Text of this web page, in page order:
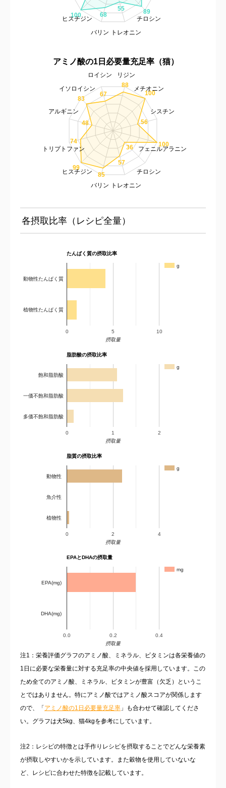
89
55
68
100
チロシン
トレオニン
バリン
ヒスチジン
アミノ酸の1日必要量充足率（猫）
48
83
67
88
100
56
100
36
57
85
99
74
アルギニン
イソロイシン
ロイシン
リジン
メチオニン
シスチン
フェニルアラニン
チロシン
トレオニン
バリン
ヒスチジン
トリプトファン
各摂取比率（レシピ全量）
たんぱく質の摂取比率
g
0 5 10
動物性たんぱく質
植物性たんぱく質
摂取量
脂肪酸の摂取比率
g
0 1 2
飽和脂肪酸
一価不飽和脂肪酸
多価不飽和脂肪酸
摂取量
脂質の摂取比率
g
0 2 4
動物性
魚介性
植物性
摂取量
EPAとDHAの摂取量
mg
0.0 0.2 0.4
EPA(mg)
DHA(mg)
摂取量
注1：栄養評価グラフのアミノ酸、ミネラル、ビタミンは各栄養値の
1日に必要な栄養量に対する充足率の中央値を採用しています。この
ため全てのアミノ酸、ミネラル、ビタミンが豊富（欠乏）というこ
とではありません。特にアミノ酸ではアミノ酸スコアが関係します
ので、「 アミノ酸の1日必要量充足率 」も合わせて確認してくださ
い。グラフは犬5kg、猫4kgを参考にしています。
注2：レシピの特徴とは手作りレシピを摂取することでどんな栄養素
が摂取しやすいかを示しています。また穀物を使用していないな
ど、レシピに合わせた特徴を記載しています。